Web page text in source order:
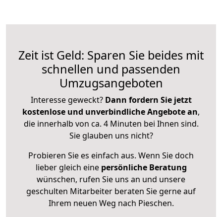
Zeit ist Geld: Sparen Sie beides mit
schnellen und passenden
Umzugsangeboten
Interesse geweckt? Dann fordern Sie jetzt
kostenlose und unverbindliche Angebote an,
die innerhalb von ca. 4 Minuten bei Ihnen sind.
Sie glauben uns nicht?
Probieren Sie es einfach aus. Wenn Sie doch
lieber gleich eine persönliche Beratung
wünschen, rufen Sie uns an und unsere
geschulten Mitarbeiter beraten Sie gerne auf
Ihrem neuen Weg nach Pieschen.